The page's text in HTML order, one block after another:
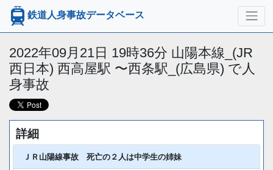
鉄道人身事故データベース
2022年09月21日 19時36分 山陽本線_(JR
西日本) 西高屋駅 〜西条駅_(広島県) で人
身事故
詳細
ＪＲ山陽線事故 死亡の２人は中学生の姉妹